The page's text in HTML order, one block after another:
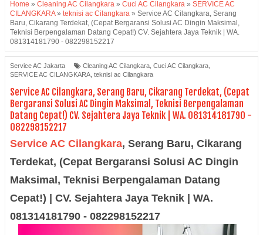
Home » Cleaning AC Cilangkara » Cuci AC Cilangkara » SERVICE AC
CILANGKARA» teknisi ac Cilangkara » Service AC Cilangkara, Serang
Baru, Cikarang Terdekat, (Cepat Bergaransi Solusi AC Dingin Maksimal,
Teknisi Berpengalaman Datang Cepat!) CV. Sejahtera Jaya Teknik | WA.
081314181790 - 082298152217
Service AC Jakarta Cleaning AC Cilangkara Cuci AC Cilangkara
SERVICE AC CILANGKARA teknisi ac Cilangkara
Service AC Cilangkara, Serang Baru, Cikarang Terdekat, (Cepat
Bergaransi Solusi AC Dingin Maksimal, Teknisi Berpengalaman
Datang Cepat!) CV. Sejahtera Jaya Teknik | WA. 081314181790 -
082298152217
Service AC Cilangkara, Serang Baru, Cikarang
Terdekat, (Cepat Bergaransi Solusi AC Dingin
Maksimal, Teknisi Berpengalaman Datang
Cepat!) | CV. Sejahtera Jaya Teknik | WA.
081314181790 - 082298152217